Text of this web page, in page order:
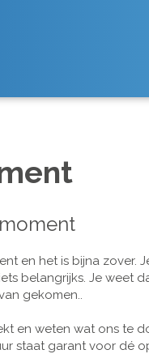
en het is bijna zover.
belangrijks. Je weet
gekomen..
en weten wat ons te
staat garant voor dé